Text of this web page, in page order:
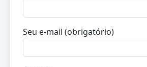
Seu e-mail (obrigatório)